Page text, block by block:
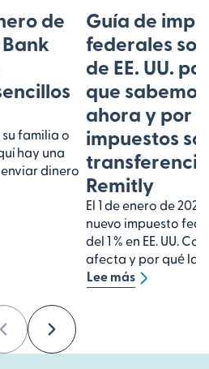
de
familia o
hay una
dinero
Guía de
federales
de EE. UU.
que
ahora y por
impuestos
Remitly
El 1 de enero de
nuevo impuesto
del 1 % en EE. UU.
afecta y por qué las
Lee más
PreviousNext